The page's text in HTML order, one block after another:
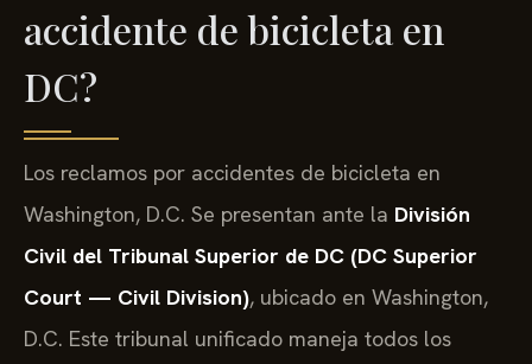
accidente de bicicleta en
DC?
Los reclamos por accidentes de bicicleta en
Washington, D.C. Se presentan ante la División
Civil del Tribunal Superior de DC (DC Superior
Court — Civil Division), ubicado en Washington,
D.C. Este tribunal unificado maneja todos los